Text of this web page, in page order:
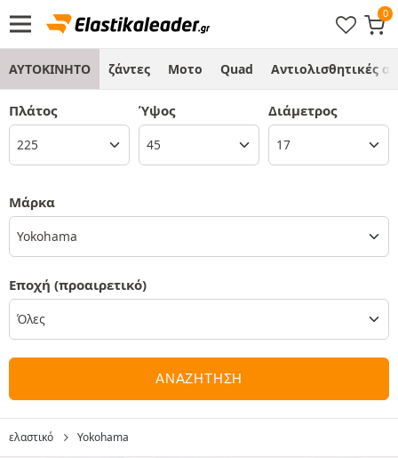
ΑΥΤΟΚΙΝΗΤΟ ζάντες Μοτο Quad Αντιολισθητικές
Πλάτος Ύψος Διάμετρος
Μάρκα
Yokohama
Εποχή (προαιρετικό)
ΑΝΑΖΗΤΗΣΗ
ελαστικό Yokohama